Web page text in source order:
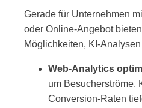
Gerade für Unternehmen
oder Online-Angebot
Möglichkeiten, KI-
Web-Analytics
um Besucherströme,
Conversion-Raten